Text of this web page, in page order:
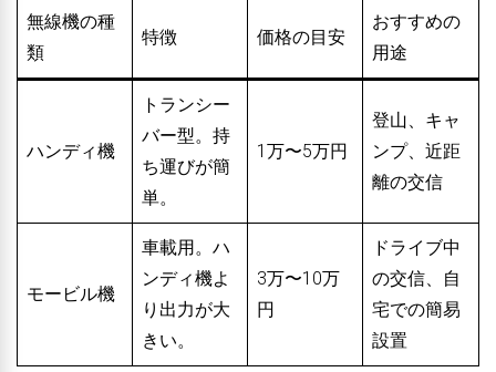
無線機の種
類
特徴 価格の目安
おすすめの
用途
ハンディ機
トランシー
バー型。持
ち運びが簡
単。
1万〜5万円
登山、キャ
ンプ、近距
離の交信
モービル機
車載用。ハ
ンディ機よ
り出力が大
きい。
3万〜10万
円
ドライブ中
の交信、自
宅での簡易
設置